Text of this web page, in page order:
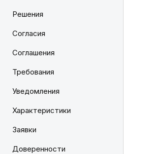
Решения
Согласия
Соглашения
Требования
Уведомления
Характеристики
Заявки
Доверенности